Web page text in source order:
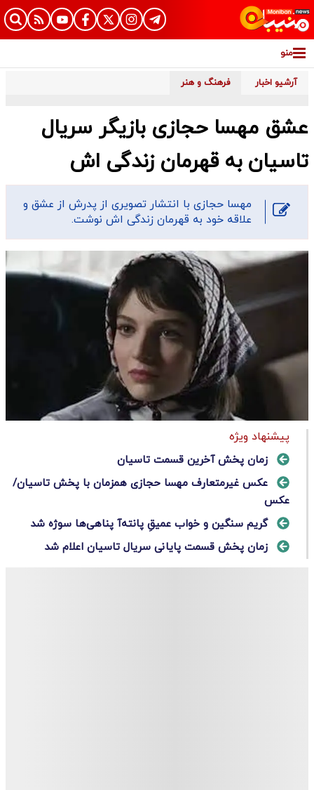
منو
آرشیو اخبار فرهنگ و هنر
عشق مهسا حجازی بازیگر سریال
تاسیان به قهرمان زندگی اش
مهسا حجازی با انتشار تصویری از پدرش از عشق و
علاقه خود به قهرمان زندگی اش نوشت.
پیشنهاد ویژه
زمان پخش آخرین قسمت تاسیان
عکس غیرمتعارف مهسا حجازی همزمان با پخش تاسیان/
عکس
گریم سنگین و خواب عمیقِ پانته‌آ پناهی‌ها سوژه شد
زمان پخش قسمت پایانی سریال تاسیان اعلام شد